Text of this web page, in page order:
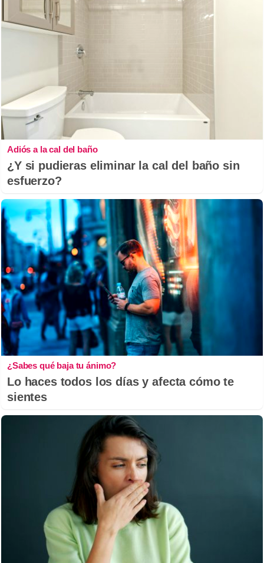
Adiós a la cal del baño
¿Y si pudieras eliminar la cal del baño sin
esfuerzo?
¿Sabes qué baja tu ánimo?
Lo haces todos los días y afecta cómo te
sientes